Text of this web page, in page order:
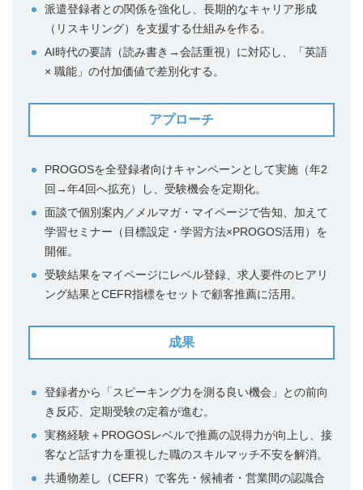
派遣登録者との関係を強化し、長期的なキャリア形成
（リスキリング）を支援する仕組みを作る。
AI時代の要請（読み書き→会話重視）に対応し、「英語
× 職能」の付加価値で差別化する。
アプローチ
PROGOSを全登録者向けキャンペーンとして実施（年2
回→年4回へ拡充）し、受験機会を定期化。
面談で個別案内／メルマガ・マイページで告知、加えて
学習セミナー（目標設定・学習方法×PROGOS活用）を
開催。
受験結果をマイページにレベル登録、求人要件のヒアリ
ング結果とCEFR指標をセットで顧客推薦に活用。
成果
登録者から「スピーキング力を測る良い機会」との前向
き反応、定期受験の定着が進む。
実務経験＋PROGOSレベルで推薦の説得力が向上し、接
客など話す力を重視した職のスキルマッチ不安を解消。
共通物差し（CEFR）で客先・候補者・営業間の認識合